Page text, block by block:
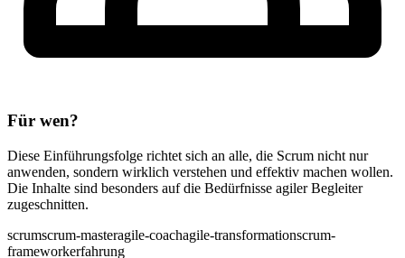
Für wen?
Diese Einführungsfolge richtet sich an alle, die Scrum nicht nur
anwenden, sondern wirklich verstehen und effektiv machen wollen.
Die Inhalte sind besonders auf die Bedürfnisse agiler Begleiter
zugeschnitten.
scrumscrum-masteragile-coachagile-transformationscrum-
frameworkerfahrung